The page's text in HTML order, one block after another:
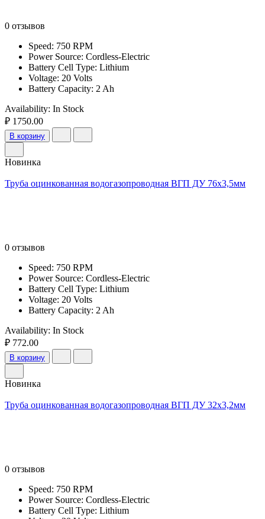
0 отзывов
Speed: 750 RPM
Power Source: Cordless-Electric
Battery Cell Type: Lithium
Voltage: 20 Volts
Battery Capacity: 2 Ah
Availability: In Stock
₽ 1750.00
В корзину
Новинка
Труба оцинкованная водогазопроводная ВГП ДУ 76х3,5мм
0 отзывов
Speed: 750 RPM
Power Source: Cordless-Electric
Battery Cell Type: Lithium
Voltage: 20 Volts
Battery Capacity: 2 Ah
Availability: In Stock
₽ 772.00
В корзину
Новинка
Труба оцинкованная водогазопроводная ВГП ДУ 32х3,2мм
0 отзывов
Speed: 750 RPM
Power Source: Cordless-Electric
Battery Cell Type: Lithium